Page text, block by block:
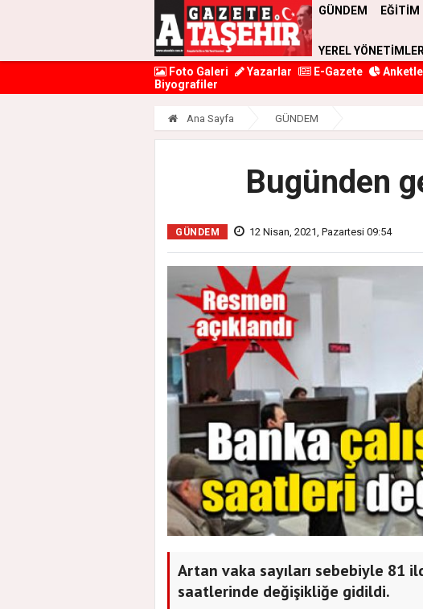
GÜNDEM EĞİTİM
YEREL YÖNETİMLER
Foto Galeri
Yazarlar E-Gazete
Biyografiler
Ana Sayfa GÜNDEM
Bugünden
GÜNDEM 12 Nisan, 2021, Pazartesi 09:54
Artan vaka sayıları sebebiyle 81
saatlerinde değişikliğe gidildi.